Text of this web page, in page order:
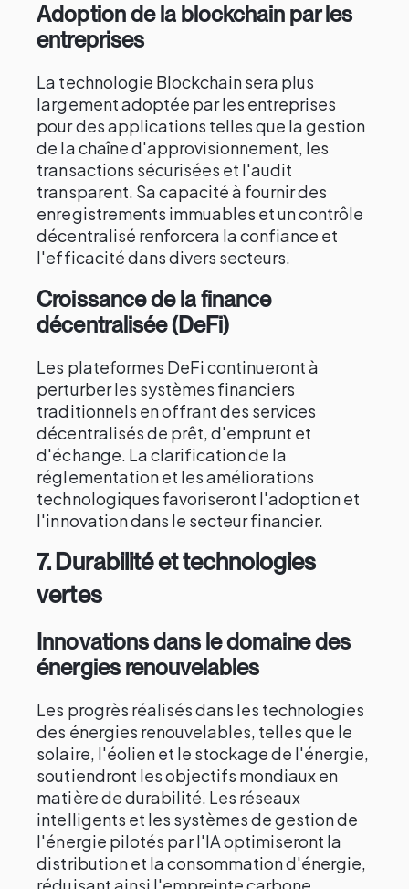
Adoption de la blockchain par les
entreprises
La technologie Blockchain sera plus
largement adoptée par les entreprises
pour des applications telles que la gestion
de la chaîne d'approvisionnement, les
transactions sécurisées et l'audit
transparent. Sa capacité à fournir des
enregistrements immuables et un contrôle
décentralisé renforcera la confiance et
l'efficacité dans divers secteurs.
Croissance de la finance
décentralisée (DeFi)
Les plateformes DeFi continueront à
perturber les systèmes financiers
traditionnels en offrant des services
décentralisés de prêt, d'emprunt et
d'échange. La clarification de la
réglementation et les améliorations
technologiques favoriseront l'adoption et
l'innovation dans le secteur financier.
7.Durabilité et technologies
vertes
Innovations dans le domaine des
énergies renouvelables
Les progrès réalisés dans les technologies
des énergies renouvelables, telles que le
solaire, l'éolien et le stockage de l'énergie,
soutiendront les objectifs mondiaux en
matière de durabilité. Les réseaux
intelligents et les systèmes de gestion de
l'énergie pilotés par l'IA optimiseront la
distribution et la consommation d'énergie,